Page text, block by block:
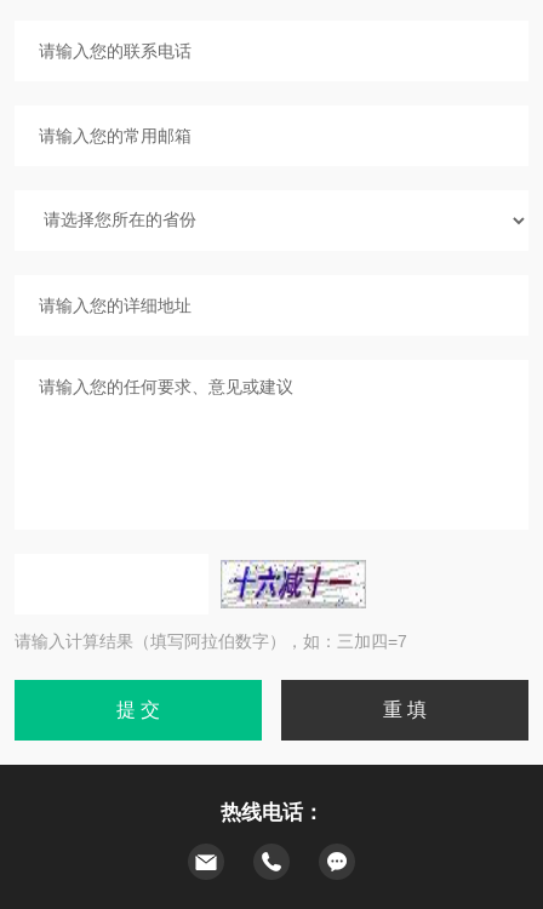
请输入计算结果（填写阿拉伯数字），如：三加四=7
热线电话：